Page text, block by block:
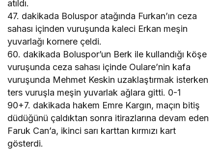
atıldı.
47. dakikada Boluspor atağında Furkan’ın ceza
sahası içinden vuruşunda kaleci Erkan meşin
yuvarlağı kornere çeldi.
60. dakikada Boluspor’un Berk ile kullandığı köşe
vuruşunda ceza sahası içinde Oulare’nin kafa
vuruşunda Mehmet Keskin uzaklaştırmak isterken
ters vuruşla meşin yuvarlak ağlara gitti. 0-1
90+7. dakikada hakem Emre Kargın, maçın bitiş
düdüğünü çaldıktan sonra itirazlarına devam eden
Faruk Can’a, ikinci sarı karttan kırmızı kart
gösterdi.